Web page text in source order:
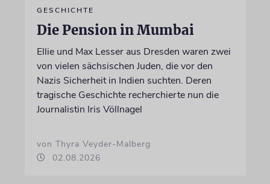
GESCHICHTE
Die Pension in Mumbai
Ellie und Max Lesser aus Dresden waren zwei
von vielen sächsischen Juden, die vor den
Nazis Sicherheit in Indien suchten. Deren
tragische Geschichte recherchierte nun die
Journalistin Iris Völlnagel
von Thyra Veyder-Malberg
02.08.2026